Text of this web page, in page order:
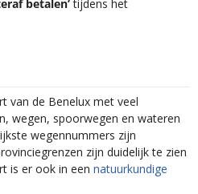
betalen’tijdens het
van de Benelux met veel
wegen, spoorwegen en wateren
wegennummers zijn
zijn duidelijk te zien
is er ook in een natuurkundige